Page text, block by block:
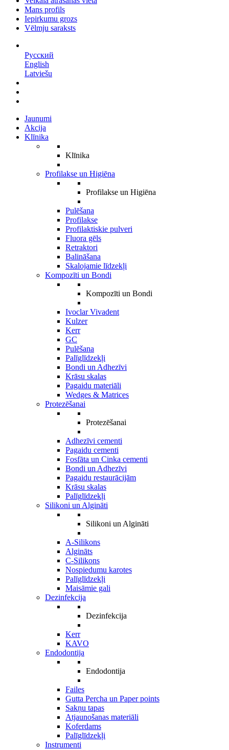
Mans profils
Iepirkumu grozs
Vēlmju saraksts
Русский
English
Latviešu
Jaunumi
Akcija
Klīnika
Klīnika
Profilakse un Higiēna
Profilakse un Higiēna
Pulēšana
Profilakse
Profilaktiskie pulveri
Fluora gēls
Retraktori
Balināšana
Skalojamie līdzekļi
Kompozīti un Bondi
Kompozīti un Bondi
Ivoclar Vivadent
Kulzer
Kerr
GC
Pulēšana
Palīglīdzekļi
Bondi un Adhezīvi
Krāsu skalas
Pagaidu materiāli
Wedges & Matrices
Protezēšanai
Protezēšanai
Adhezīvi cementi
Pagaidu cementi
Fosfāta un Cinka cementi
Bondi un Adhezīvi
Pagaidu restaurācijām
Krāsu skalas
Palīglīdzekļi
Silikoni un Algināti
Silikoni un Algināti
A-Silikons
Algināts
C-Silikons
Nospiedumu karotes
Palīglīdzekļi
Maisāmie gali
Dezinfekcija
Dezinfekcija
Kerr
KAVO
Endodontija
Endodontija
Failes
Gutta Percha un Paper points
Sakņu tapas
Atjaunošanas materiāli
Koferdams
Palīglīdzekļi
Instrumenti